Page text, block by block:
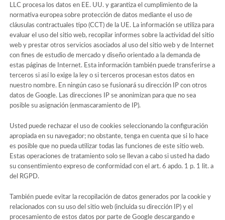
LLC procesa los datos en EE. UU. y garantiza el cumplimiento de la
normativa europea sobre protección de datos mediante el uso de
cláusulas contractuales tipo (CCT) de la UE. La información se utiliza para
evaluar el uso del sitio web, recopilar informes sobre la actividad del sitio
web y prestar otros servicios asociados al uso del sitio web y de Internet
con fines de estudio de mercado y diseño orientado a la demanda de
estas páginas de Internet. Esta información también puede transferirse a
terceros si así lo exige la ley o si terceros procesan estos datos en
nuestro nombre. En ningún caso se fusionará su dirección IP con otros
datos de Google. Las direcciones IP se anonimizan para que no sea
posible su asignación (enmascaramiento de IP).
Usted puede rechazar el uso de cookies seleccionando la configuración
apropiada en su navegador; no obstante, tenga en cuenta que si lo hace
es posible que no pueda utilizar todas las funciones de este sitio web.
Estas operaciones de tratamiento solo se llevan a cabo si usted ha dado
su consentimiento expreso de conformidad con el art. 6 apdo. 1 p. 1 lit. a
del RGPD.
También puede evitar la recopilación de datos generados por la cookie y
relacionados con su uso del sitio web (incluida su dirección IP) y el
procesamiento de estos datos por parte de Google descargando e